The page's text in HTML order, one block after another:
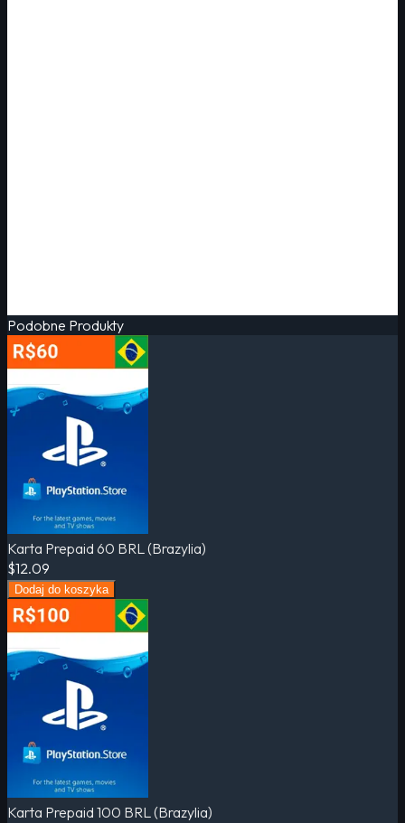
Podobne Produkty
Karta Prepaid 60 BRL (Brazylia)
$12.09
Dodaj do koszyka
Karta Prepaid 100 BRL (Brazylia)